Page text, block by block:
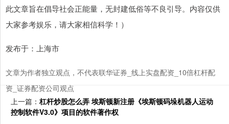
此文章旨在倡导社会正能量，无封建低俗等不良引导。内容仅供
大家参考娱乐，请大家相信科学！）
发布于：上海市
文章为作者独立观点，不代表联华证券_线上实盘配资_10倍杠杆配
资_证券配资公司观点
上一篇： 杠杆炒股怎么弄 埃斯顿新注册《埃斯顿码垛机器人运动
控制软件V3.0》项目的软件著作权